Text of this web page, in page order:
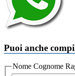
Puoi anche
Nome Cognome